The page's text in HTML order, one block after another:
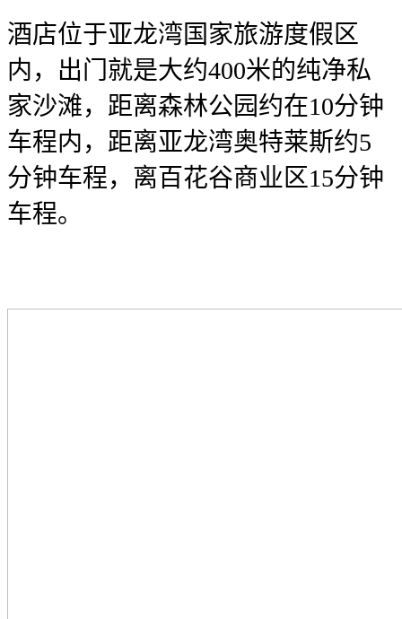
酒店位于亚龙湾国家旅游度假区
内，出门就是大约400米的纯净私
家沙滩，距离森林公园约在10分钟
车程内，距离亚龙湾奥特莱斯约5
分钟车程，离百花谷商业区15分钟
车程。